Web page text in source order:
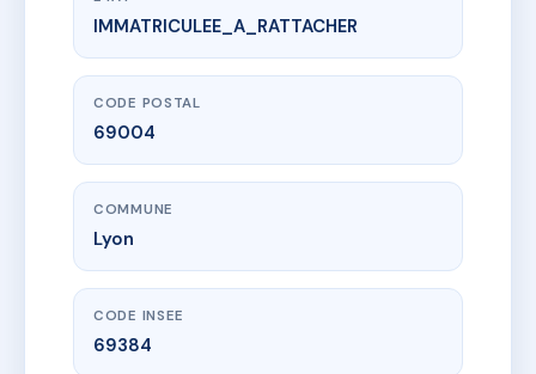
www.vme.plus/AE2130094
21 Place de la Croix-Rousse
21 pl de la croix-rousse
IMMATRICULEE_A_RATTACHER
CODE POSTAL
69004
COMMUNE
Lyon
CODE INSEE
69384